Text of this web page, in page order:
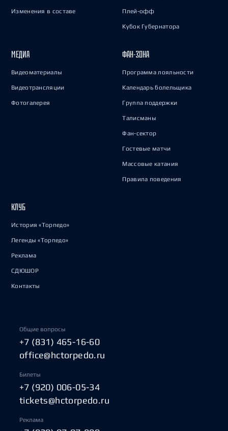
Изменения в составе Плей-офф
Кубок Губернатора
МЕДИА
Видеоматериалы
Видеотрансляции
Фотогалерея
ФАН-ЗОНА
Программа лояльности
Календарь болельщика
Группа поддержки
Талисманы
Фан-сектор
Гостевые матчи
Массовые катания
Правила поведения
КЛУБ
История «Торпедо»
Легенды «Торпедо»
Реклама
СДЮШОР
Контакты
Общие вопросы
+7 (831) 465-16-60
office@hctorpedo.ru
Билеты
+7 (920) 006-05-34
tickets@hctorpedo.ru
Реклама